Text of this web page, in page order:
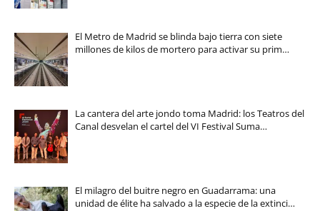
El Metro de Madrid se blinda bajo tierra con siete
millones de kilos de mortero para activar su prim…
La cantera del arte jondo toma Madrid: los Teatros del
Canal desvelan el cartel del VI Festival Suma…
El milagro del buitre negro en Guadarrama: una
unidad de élite ha salvado a la especie de la extinci…